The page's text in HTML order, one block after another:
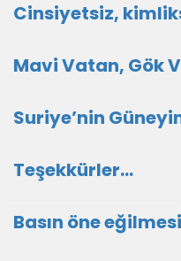
Cinsiyetsiz,
Mavi Vatan, Gök
Suriye’nin
Teşekkürler…
Basın öne